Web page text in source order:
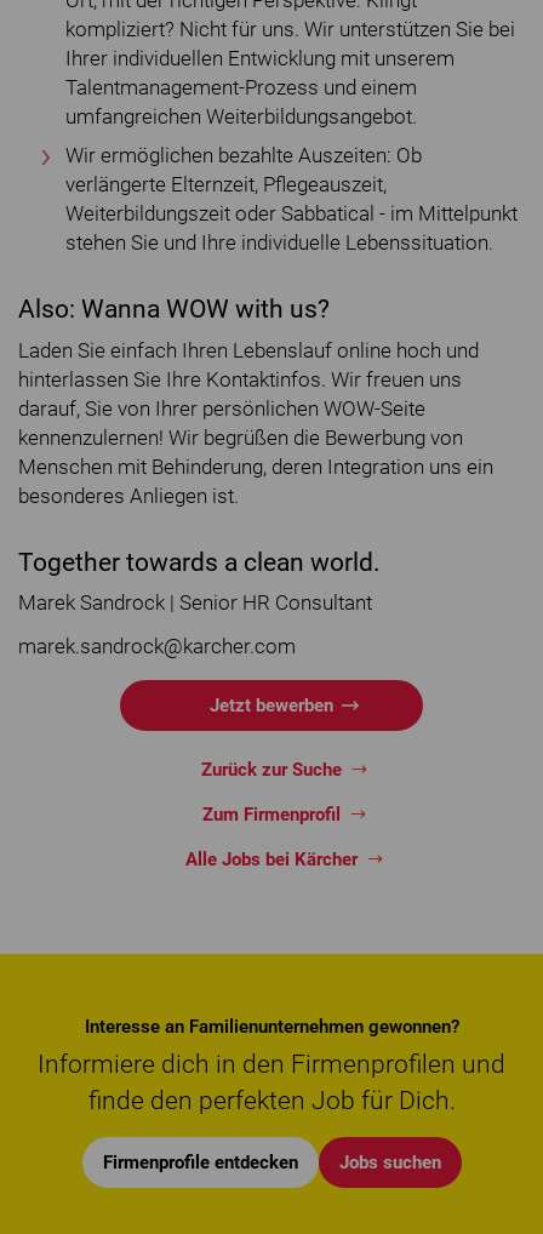
kompliziert? Nicht für uns. Wir unterstützen Sie bei
Ihrer individuellen Entwicklung mit unserem
Talentmanagement-Prozess und einem
umfangreichen Weiterbildungsangebot.
Wir ermöglichen bezahlte Auszeiten: Ob
verlängerte Elternzeit, Pflegeauszeit,
Weiterbildungszeit oder Sabbatical - im Mittelpunkt
stehen Sie und Ihre individuelle Lebenssituation.
Also: Wanna WOW with us?
Laden Sie einfach Ihren Lebenslauf online hoch und
hinterlassen Sie Ihre Kontaktinfos. Wir freuen uns
darauf, Sie von Ihrer persönlichen WOW-Seite
kennenzulernen! Wir begrüßen die Bewerbung von
Menschen mit Behinderung, deren Integration uns ein
besonderes Anliegen ist.
Together towards a clean world.
Marek Sandrock | Senior HR Consultant
marek.sandrock@karcher.com
Jetzt bewerben
Zurück zur Suche
Zum Firmenprofil
Alle Jobs bei Kärcher
Interesse an Familienunternehmen gewonnen?
Informiere dich in den Firmenprofilen und
finde den perfekten Job für Dich.
Firmenprofile entdecken Jobs suchen